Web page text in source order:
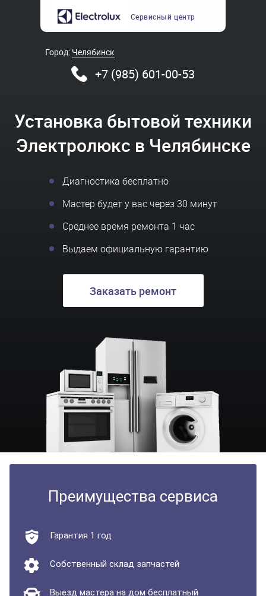
Сервисный центр
Город: Челябинск
+7 (985) 601-00-53
Установка бытовой техники
Электролюкс в Челябинске
Диагностика бесплатно
Мастер будет у вас через 30 минут
Среднее время ремонта 1 час
Выдаем официальную гарантию
Заказать ремонт
Преимущества сервиса
Гарантия 1 год
Собственный склад запчастей
Выезд мастера на дом бесплатный